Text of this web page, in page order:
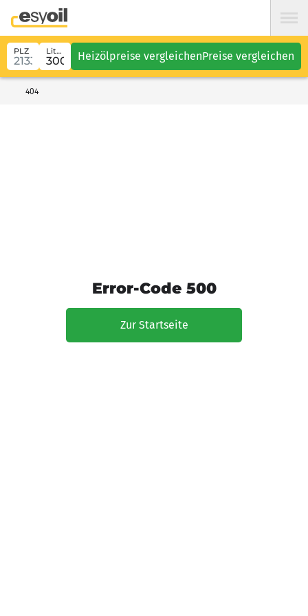
PLZ Liter Heizölpreise vergleichenPreise vergleichen
404
Error-Code 500
Zur Startseite